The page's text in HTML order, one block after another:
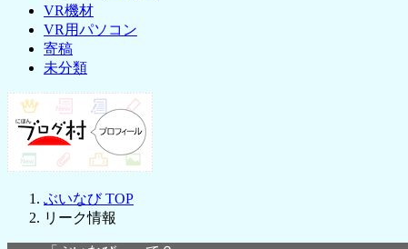
VR機材
VR用パソコン
寄稿
未分類
ぶいなびTOP
リーク情報